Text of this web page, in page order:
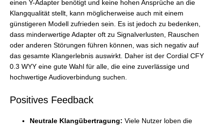
einen Y-Adapter benötigt und keine hohen Ansprüche an die
Klangqualität stellt, kann möglicherweise auch mit einem
günstigeren Modell zufrieden sein. Es ist jedoch zu bedenken,
dass minderwertige Adapter oft zu Signalverlusten, Rauschen
oder anderen Störungen führen können, was sich negativ auf
das gesamte Klangerlebnis auswirkt. Daher ist der Cordial CFY
0.3 WYY eine gute Wahl für alle, die eine zuverlässige und
hochwertige Audioverbindung suchen.
Positives Feedback
Neutrale Klangübertragung: Viele Nutzer loben die